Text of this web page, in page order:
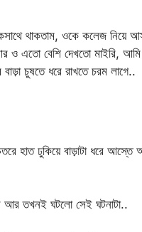
থাকতাম, ওকে কলেজ নিয়ে
এতো বেশি দেখতো মাইরি, আমি
চুষতে ধরে রাখতে চরম লাগে..
হাত ঢুকিয়ে বাড়াটা ধরে আস্তে
আর তখনই ঘটলো সেই ঘটনাটা..